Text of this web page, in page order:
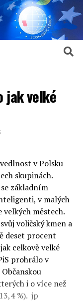
jak velké
v Polsku
skupinách.
základním
v malých
velkých městech.
voličský kmen a
deset procent
celkově velké
prohrálo v
i o více než
%). jp